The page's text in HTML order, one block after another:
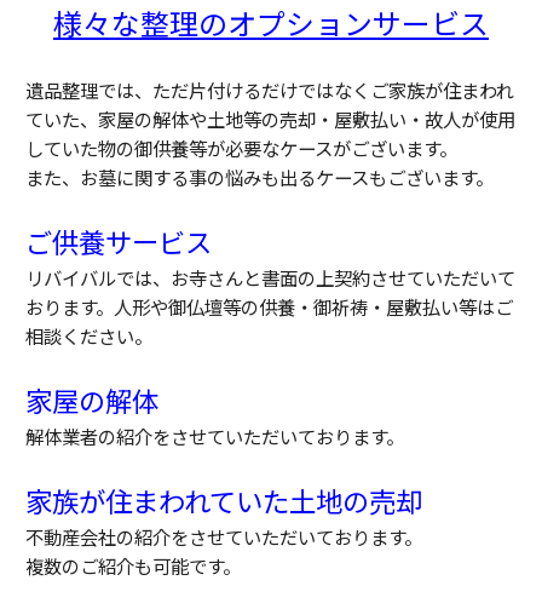
様々な整理のオプションサービス
遺品整理では、ただ片付けるだけではなくご家族が住まわれ
ていた、家屋の解体や土地等の売却・屋敷払い・故人が使用
していた物の御供養等が必要なケースがございます。
また、お墓に関する事の悩みも出るケースもございます。
ご供養サービス
リバイバルでは、お寺さんと書面の上契約させていただいて
おります。人形や御仏壇等の供養・御祈祷・屋敷払い等はご
相談ください。
家屋の解体
解体業者の紹介をさせていただいております。
家族が住まわれていた土地の売却
不動産会社の紹介をさせていただいております。
複数のご紹介も可能です。